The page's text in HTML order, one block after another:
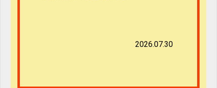
2011）、《福音书与耶稣生平》（Zondervan，
2026.07.30